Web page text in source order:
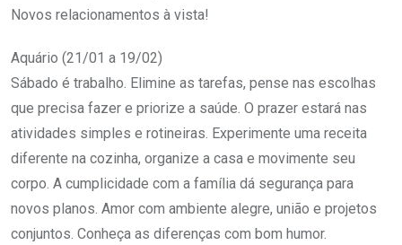
Novos relacionamentos à vista!
Aquário (21/01 a 19/02)
Sábado é trabalho. Elimine as tarefas, pense nas escolhas
que precisa fazer e priorize a saúde. O prazer estará nas
atividades simples e rotineiras. Experimente uma receita
diferente na cozinha, organize a casa e movimente seu
corpo. A cumplicidade com a família dá segurança para
novos planos. Amor com ambiente alegre, união e projetos
conjuntos. Conheça as diferenças com bom humor.